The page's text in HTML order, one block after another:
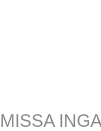
MISSA